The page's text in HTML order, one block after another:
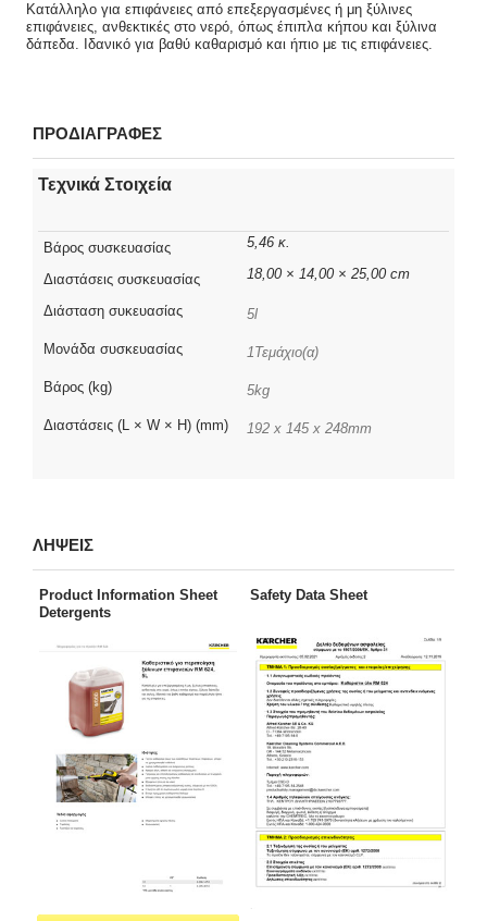
Κατάλληλο για επιφάνειες από επεξεργασμένες ή μη ξύλινες
επιφάνειες, ανθεκτικές στο νερό, όπως έπιπλα κήπου και ξύλινα
δάπεδα. Ιδανικό για βαθύ καθαρισμό και ήπιο με τις επιφάνειες.
ΠΡΟΔΙΑΓΡΑΦΕΣ
Τεχνικά Στοιχεία
Βάρος συσκευασίας 5,46 κ.
Διαστάσεις συσκευασίας 18,00 × 14,00 × 25,00 cm
Διάσταση συκευασίας 5l
Μονάδα συσκευασίας 1Τεμάχιο(α)
Βάρος (kg) 5kg
Διαστάσεις (L × W × H) (mm) 192 x 145 x 248mm
ΛΗΨΕΙΣ
Product Information Sheet
Detergents
Safety Data Sheet